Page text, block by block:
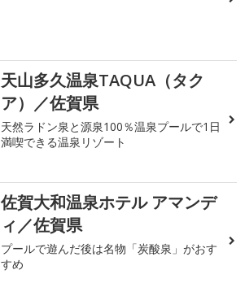
天山多久温泉TAQUA（タク
ア）／佐賀県
天然ラドン泉と源泉100％温泉プールで1日
満喫できる温泉リゾート
佐賀大和温泉ホテル アマンデ
ィ／佐賀県
プールで遊んだ後は名物「炭酸泉」がおす
すめ